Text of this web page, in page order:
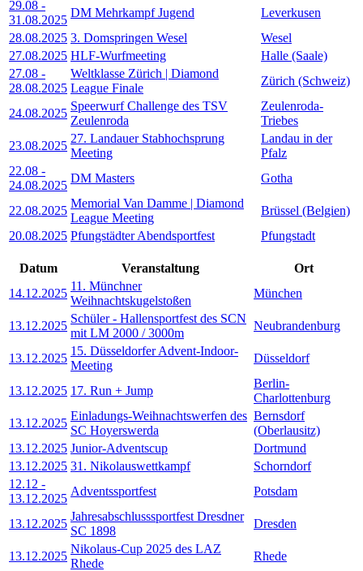
29.08 -
31.08.2025
DM Mehrkampf Jugend
Leverkusen
28.08.2025 3. Domspringen Wesel
Wesel
27.08.2025 HLF-Wurfmeeting
Halle (Saale)
27.08 -
28.08.2025
Weltklasse Zürich | Diamond
League Finale
Zürich (Schweiz)
24.08.2025
Speerwurf Challenge des TSV
Zeulenroda
Zeulenroda-
Triebes
23.08.2025
27. Landauer Stabhochsprung
Meeting
Landau in der
Pfalz
22.08 -
24.08.2025
DM Masters Gotha
22.08.2025
Memorial Van Damme | Diamond
League Meeting
Brüssel (Belgien)
20.08.2025 Pfungstädter Abendsportfest Pfungstadt
Datum Veranstaltung
Ort
14.12.2025
11. Münchner
Weihnachtskugelstoßen
München
13.12.2025
Schüler - Hallensportfest des SCN
mit LM 2000 / 3000m
Neubrandenburg
13.12.2025
15. Düsseldorfer Advent-Indoor-
Meeting
Düsseldorf
13.12.2025 17. Run + Jump
Berlin-
Charlottenburg
13.12.2025
Einladungs-Weihnachtswerfen des
SC Hoyerswerda
Bernsdorf
(Oberlausitz)
13.12.2025 Junior-Adventscup
Dortmund
13.12.2025 31. Nikolauswettkampf
Schorndorf
12.12 -
13.12.2025
Adventssportfest Potsdam
13.12.2025
Jahresabschlusssportfest Dresdner
SC 1898
Dresden
13.12.2025
Nikolaus-Cup 2025 des LAZ
Rhede
Rhede